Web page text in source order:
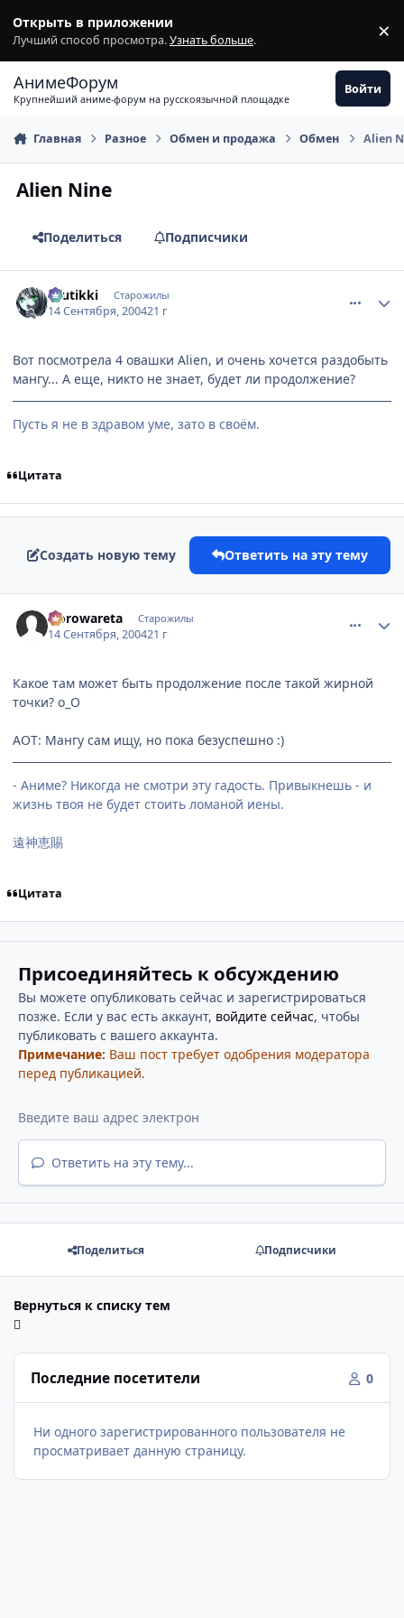
Открыть в приложении
Лучший способ просмотра.Узнать больше. ×
АнимеФорум
Крупнейший аниме-форум на русскоязычной площадке
Войти
Главная Разное Обмен и продажа Обмен Alien
Alien Nine
Поделиться Подписчики
tuutikki Старожилы
14 Сентября, 200421 г
Вот посмотрела 4 овашки Alien, и очень хочется раздобыть
мангу... А еще, никто не знает, будет ли продолжение?
Пусть я не в здравом уме, зато в своём.
Цитата
Создать новую тему Ответить на эту тему
Norowareta Старожилы
14 Сентября, 200421 г
Какое там может быть продолжение после такой жирной
точки? о_О
АОТ: Мангу сам ищу, но пока безуспешно :)
- Аниме? Никогда не смотри эту гадость. Привыкнешь - и
жизнь твоя не будет стоить ломаной иены.
遠神恵賜
Цитата
Присоединяйтесь к обсуждению
Вы можете опубликовать сейчас и зарегистрироваться
позже. Если у вас есть аккаунт, войдите сейчас, чтобы
публиковать с вашего аккаунта.
Примечание: Ваш пост требует одобрения модератора
перед публикацией.
Ответить на эту тему...
Поделиться Подписчики
Вернуться к списку тем
Последние посетители 0
Ни одного зарегистрированного пользователя не
просматривает данную страницу.